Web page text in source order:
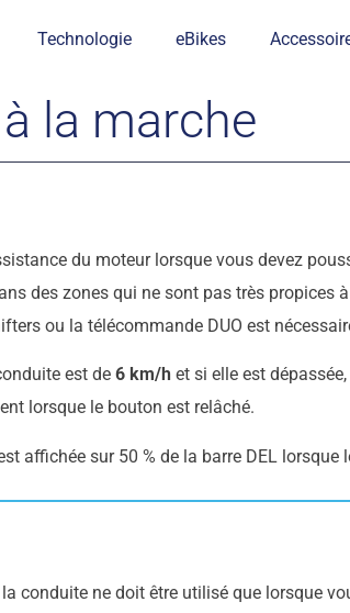
Technologie eBikes
la marche
du moteur lorsque vous devez
des zones qui ne sont pas très
ou la télécommande DUO est
est de 6 km/h et si elle est
lorsque le bouton est relâché.
affichée sur 50 % de la barre DEL
la conduite ne doit être utilisé que lorsque